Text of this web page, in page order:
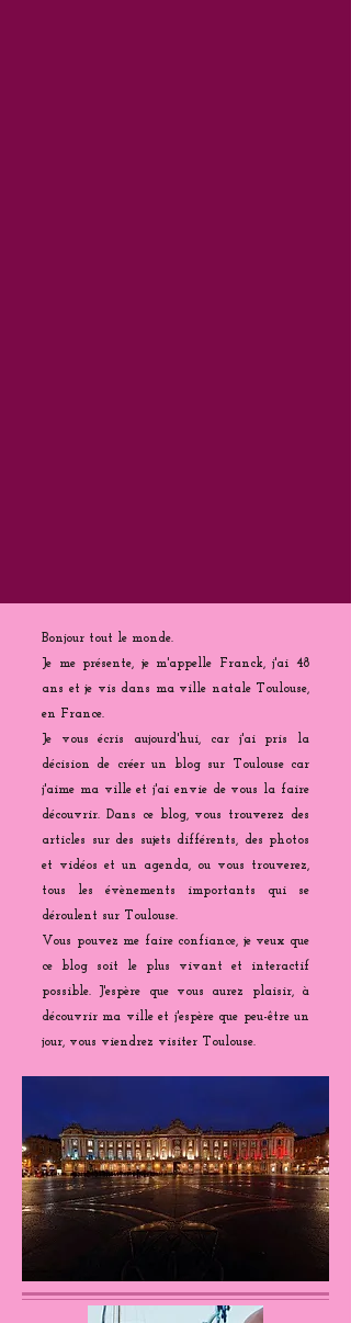
Bonjour tout le monde.
Je me présente, je m'appelle Franck, j'ai 48
ans et je vis dans ma ville natale Toulouse,
en France.
Je vous écris aujourd'hui, car j'ai pris la
décision de créer un blog sur Toulouse car
j'aime ma ville et j'ai envie de vous la faire
découvrir. Dans ce blog, vous trouverez des
articles sur des sujets différents, des photos
et vidéos et un agenda, ou vous trouverez,
tous les évènements importants qui se
déroulent sur Toulouse.
Vous pouvez me faire confiance, je veux que
ce blog soit le plus vivant et interactif
possible. J'espère que vous aurez plaisir, à
découvrir ma ville et j'espère que peu-être un
jour, vous viendrez visiter Toulouse.